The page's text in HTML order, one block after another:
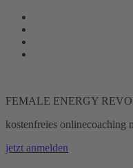
Zum
Inhalt
springen
FEMALE ENERGY
kostenfreies onlinecoaching
jetzt anmelden